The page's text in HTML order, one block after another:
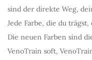
sind der direkte Weg,
Jede Farbe, die du
Die neuen Farben sind
VenoTrain soft,